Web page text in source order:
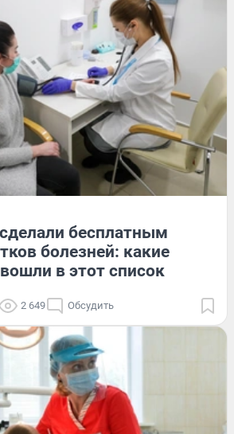
бесплатным
болезней: какие
в этот список
2 649 Обсудить